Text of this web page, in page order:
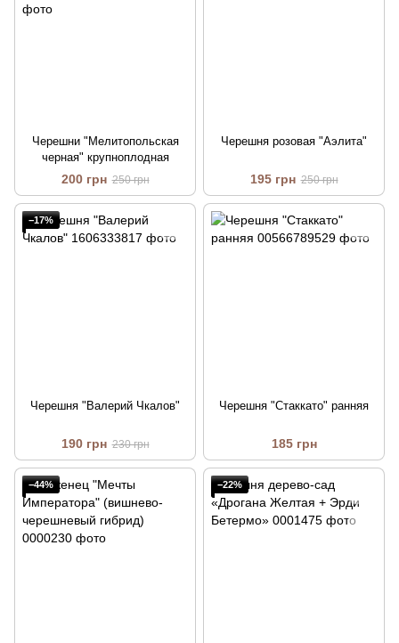
Черешни "Мелитопольская
черная" крупноплодная
200 грн 250 грн
Черешня розовая "Аэлита"
195 грн 250 грн
−17%
Черешня "Валерий Чкалов"
190 грн 230 грн
Черешня "Стаккато" ранняя
185 грн
−44% −22%